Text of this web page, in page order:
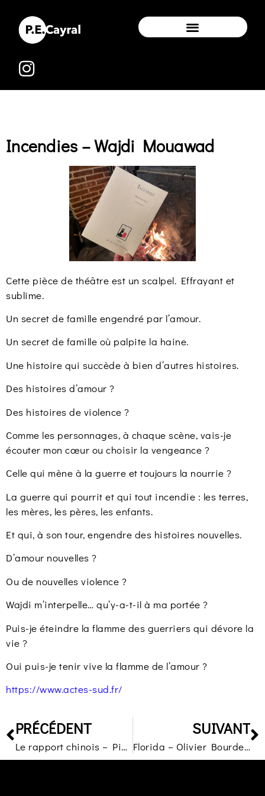
Incendies – Wajdi Mouawad
Cette pièce de théâtre est un scalpel. Effrayant et
sublime.
Un secret de famille engendré par l’amour.
Un secret de famille où palpite la haine.
Une histoire qui succède à bien d’autres histoires.
Des histoires d’amour ?
Des histoires de violence ?
Comme les personnages, à chaque scène, vais-je
écouter mon cœur ou choisir la vengeance ?
Celle qui mène à la guerre et toujours la nourrie ?
La guerre qui pourrit et qui tout incendie : les terres,
les mères, les pères, les enfants.
Et qui, à son tour, engendre des histoires nouvelles.
D’amour nouvelles ?
Ou de nouvelles violence ?
Wajdi m’interpelle… qu’y-a-t-il à ma portée ?
Puis-je éteindre la flamme des guerriers qui dévore la
vie ?
Oui puis-je tenir vive la flamme de l’amour ?
https://www.actes-sud.fr/
PRÉCÉDENT
Le rapport chinois – Pierre Darkanian – Anne Carrière
SUIVANT
Florida – Olivier Bourdeaut – Folio